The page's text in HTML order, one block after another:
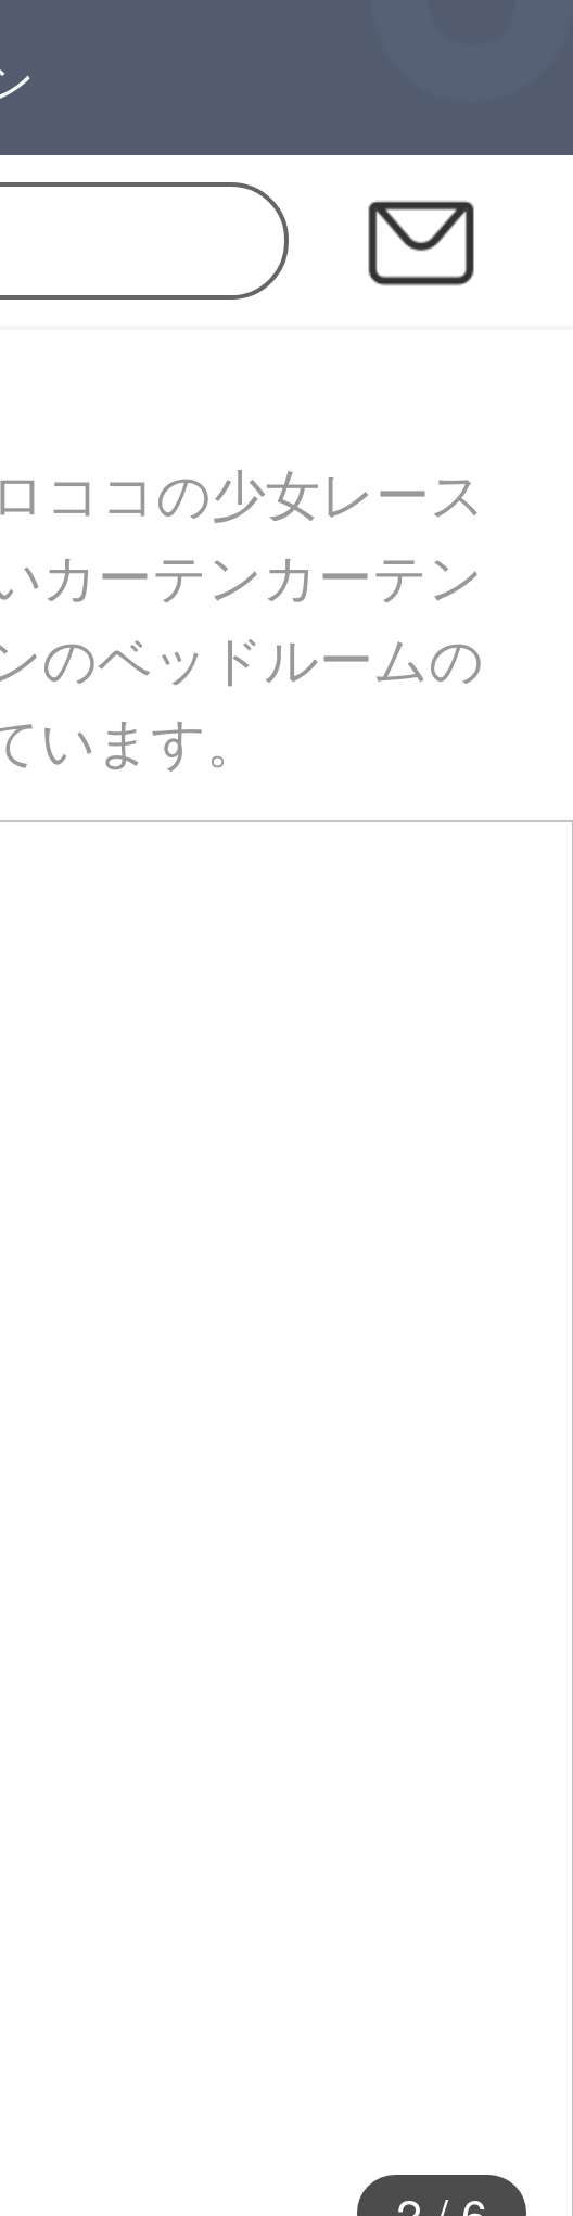
ココの少女レース
カーテンカーテン
のベッドルームの
ます。